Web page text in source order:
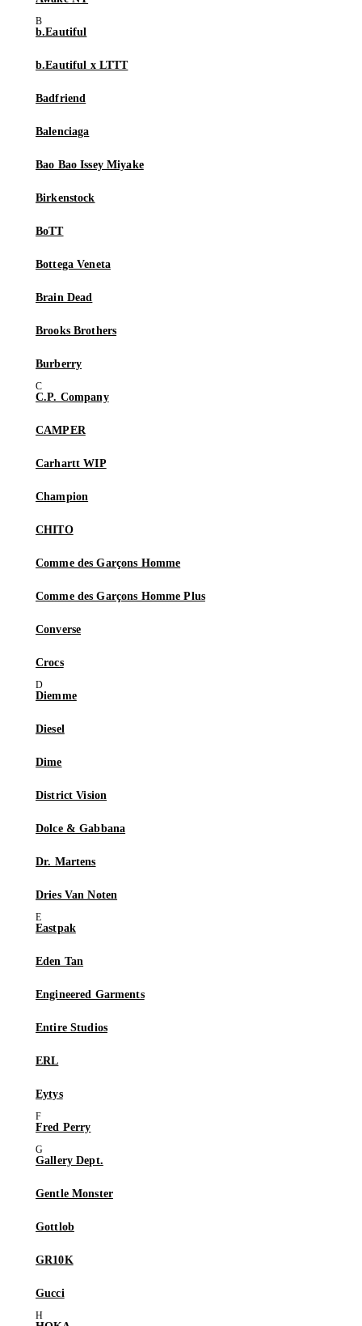
b.Eautiful
b.Eautiful x LTTT
Badfriend
Balenciaga
Bao Bao Issey Miyake
Birkenstock
BoTT
Bottega Veneta
Brain Dead
Brooks Brothers
Burberry
C.P. Company
CAMPER
Carhartt WIP
Champion
CHITO
Comme des Garçons Homme
Comme des Garçons Homme Plus
Converse
Crocs
Diemme
Diesel
Dime
District Vision
Dolce & Gabbana
Dr. Martens
Dries Van Noten
Eastpak
Eden Tan
Engineered Garments
Entire Studios
ERL
Eytys
Fred Perry
Gallery Dept.
Gentle Monster
Gottlob
GR10K
Gucci